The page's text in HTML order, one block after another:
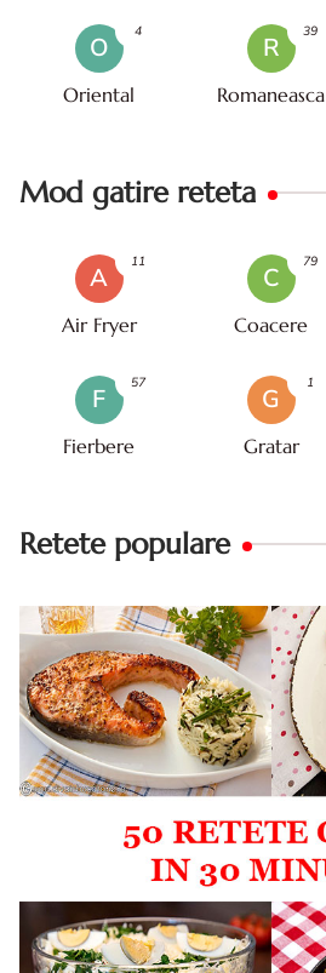
O
Oriental
4
R
Romaneasca
39
Mod gatire reteta
A
Air Fryer
11
C
Coacere
79
F
Fierbere
57
G
Gratar
1
Retete populare